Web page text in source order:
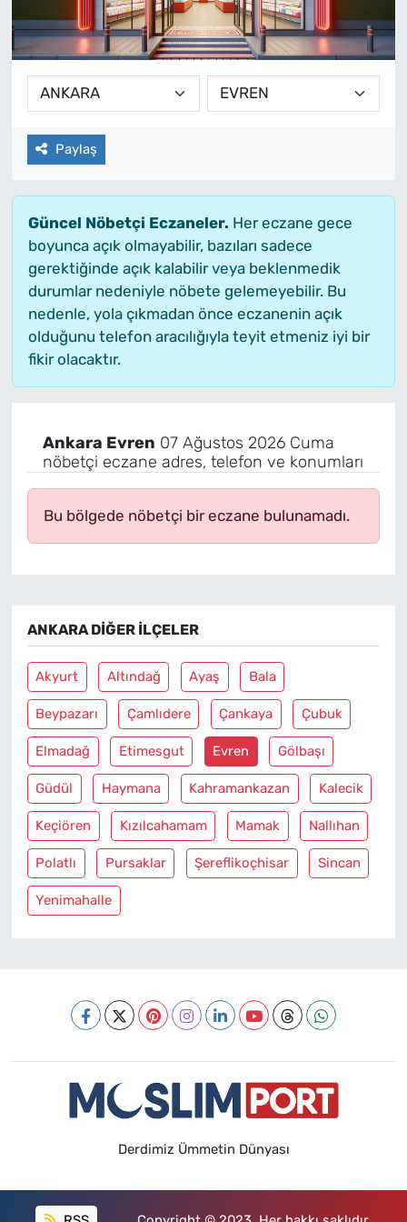
Paylaş
Güncel Nöbetçi Eczaneler. Her eczane gece
boyunca açık olmayabilir, bazıları sadece
gerektiğinde açık kalabilir veya beklenmedik
durumlar nedeniyle nöbete gelemeyebilir. Bu
nedenle, yola çıkmadan önce eczanenin açık
olduğunu telefon aracılığıyla teyit etmeniz iyi bir
fikir olacaktır.
Ankara Evren 07 Ağustos 2026 Cuma
nöbetçi eczane adres, telefon ve konumları
Bu bölgede nöbetçi bir eczane bulunamadı.
ANKARA DIĞER İLÇELER
Akyurt Altındağ Ayaş Bala
Beypazarı Çamlıdere Çankaya Çubuk
Elmadağ Etimesgut Evren Gölbaşı
Güdül Haymana Kahramankazan Kalecik
Keçiören Kızılcahamam Mamak Nallıhan
Polatlı Pursaklar Şereflikoçhisar Sincan
Yenimahalle
Derdimiz Ümmetin Dünyası